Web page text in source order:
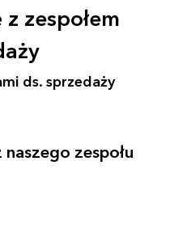
zespołem
ds. sprzedaży
zespołu